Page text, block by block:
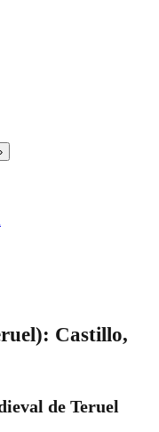
›
Castillo,
de Teruel